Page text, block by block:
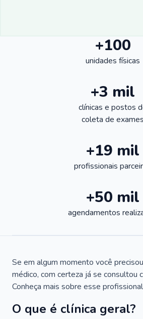
+100
unidades físicas
+3 mil
clínicas e postos
coleta de exames
+19 mil
profissionais
+50 mil
agendamentos
Se em algum momento você
médico, com certeza já se consultou
Conheça mais sobre esse
O que é clínica geral?